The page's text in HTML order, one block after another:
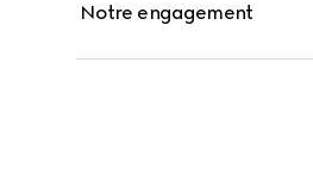
Notre engagement